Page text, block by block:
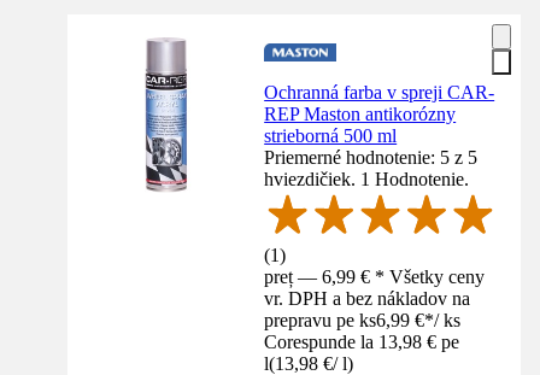
Ochranná farba v spreji CAR-
REP Maston antikorózny
strieborná 500 ml
Priemerné hodnotenie: 5 z 5
hviezdičiek. 1 Hodnotenie.
(1)
preț — 6,99 € * Všetky ceny
vr. DPH a bez nákladov na
prepravu pe ks6,99 €*/ ks
Corespunde la 13,98 € pe
l(13,98 €/ l)